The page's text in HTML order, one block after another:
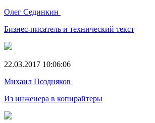
Олег Сединкин
Бизнес-писатель и технический текст
22.03.2017 10:06:06
Михаил Поздняков
Из инженера в копирайтеры